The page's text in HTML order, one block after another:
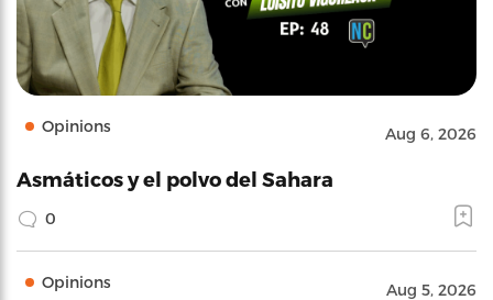
Opinions Aug 6, 2026
Asmáticos y el polvo del Sahara
0
Opinions Aug 5, 2026